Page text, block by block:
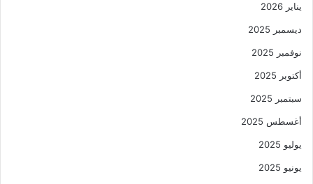
يناير 2026
ديسمبر 2025
نوفمبر 2025
أكتوبر 2025
سبتمبر 2025
أغسطس 2025
يوليو 2025
يونيو 2025